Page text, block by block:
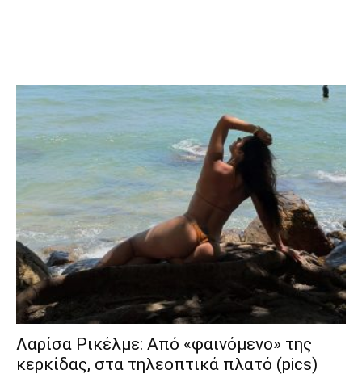
Λαρίσα Ρικέλμε: Από «φαινόμενο» της
κερκίδας, στα τηλεοπτικά πλατό (pics)